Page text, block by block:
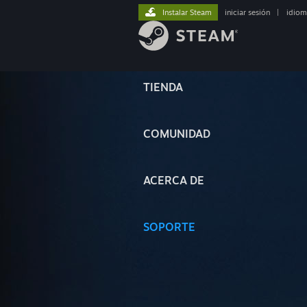
TIENDA
COMUNIDAD
ACERCA DE
SOPORTE
Instalar Steam iniciar sesión